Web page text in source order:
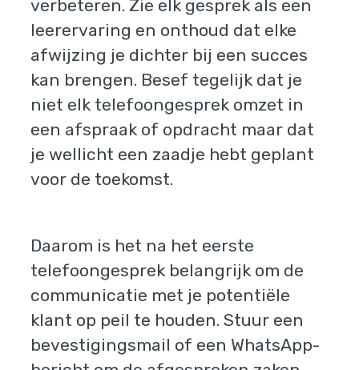
verbeteren. Zie elk gesprek als een
leerervaring en onthoud dat elke
afwijzing je dichter bij een succes
kan brengen. Besef tegelijk dat je
niet elk telefoongesprek omzet in
een afspraak of opdracht maar dat
je wellicht een zaadje hebt geplant
voor de toekomst.
Daarom is het na het eerste
telefoongesprek belangrijk om de
communicatie met je potentiële
klant op peil te houden. Stuur een
bevestigingsmail of een WhatsApp-